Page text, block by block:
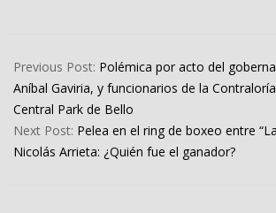
09-
02
Previous Post: Polémica por acto del
Aníbal Gaviria, y funcionarios de la
Central Park de Bello
Next Post: Pelea en el ring de boxeo entre
Nicolás Arrieta: ¿Quién fue el ganador?